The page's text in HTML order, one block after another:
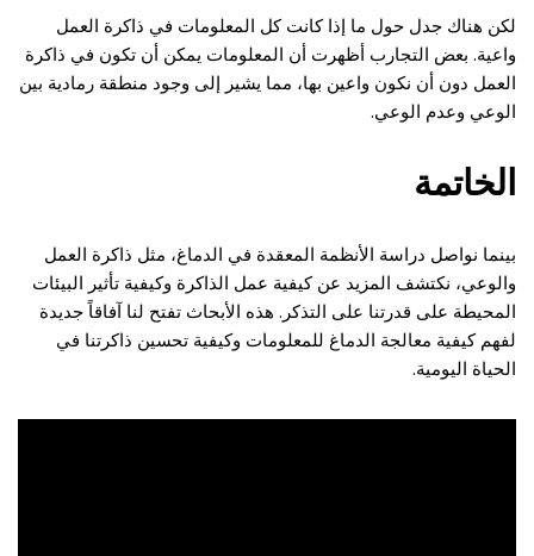
لكن هناك جدل حول ما إذا كانت كل المعلومات في ذاكرة العمل
واعية. بعض التجارب أظهرت أن المعلومات يمكن أن تكون في ذاكرة
العمل دون أن نكون واعين بها، مما يشير إلى وجود منطقة رمادية بين
الوعي وعدم الوعي.
الخاتمة
بينما نواصل دراسة الأنظمة المعقدة في الدماغ، مثل ذاكرة العمل
والوعي، نكتشف المزيد عن كيفية عمل الذاكرة وكيفية تأثير البيئات
المحيطة على قدرتنا على التذكر. هذه الأبحاث تفتح لنا آفاقاً جديدة
لفهم كيفية معالجة الدماغ للمعلومات وكيفية تحسين ذاكرتنا في
الحياة اليومية.